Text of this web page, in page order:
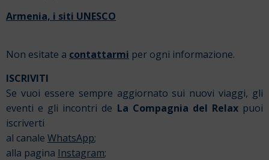
Armenia, i siti UNESCO
Non esitate a contattarmi per ogni informazione.
ISCRIVITI
Se vuoi essere sempre aggiornato sui nuovi viaggi, gli
eventi e gli incontri de La Compagnia del Relax puoi
iscriverti
al canale WhatsApp;
alla pagina Instagram;